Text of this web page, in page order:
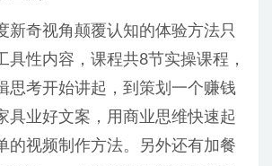
新奇视角颠覆认知的体验方法只
具性内容，课程共8节实操课程，
思考开始讲起，到策划一个赚钱
具业好文案，用商业思维快速起
的视频制作方法。另外还有加餐